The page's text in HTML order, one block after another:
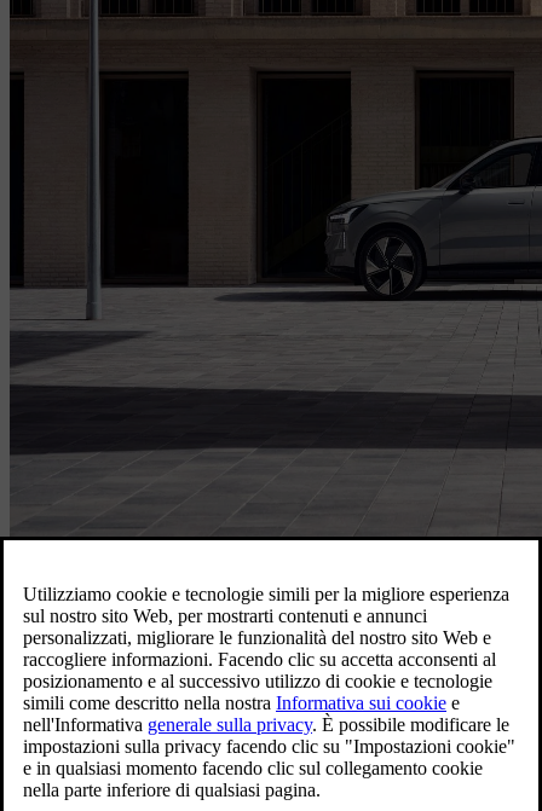
Accedi per prenotare il tuo
servizio
Dati di contatto precompilati
Dati VIN precompilati (se applicabile)
Prenotazione più rapida